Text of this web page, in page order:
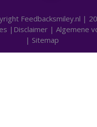
Feedbacksmiley.nl |
| Disclaimer| Algemene
| Sitemap